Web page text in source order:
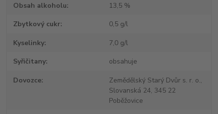
Obsah alkoholu 13,5 %
Zbytkový cukr 0,5 g/l
Kyselinky 7,0 g/l
Syřičitany obsahuje
Dovozce
Zemědělský Starý Dvůr s. r. o.,
Slovanská 24, 345 22
Poběžovice